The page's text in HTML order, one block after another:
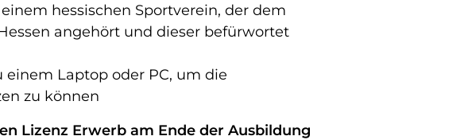
hessischen Sportverein, der dem
angehört und dieser befürwortet
einem Laptop oder PC, um die
zu können
Lizenz Erwerb am Ende der Ausbildung